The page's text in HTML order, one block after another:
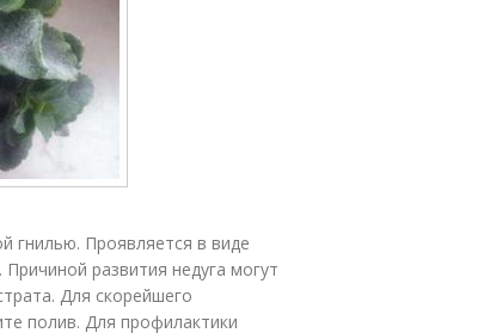
гнилью. Проявляется в виде
развития недуга могут
Для скорейшего
полив. Для профилактики